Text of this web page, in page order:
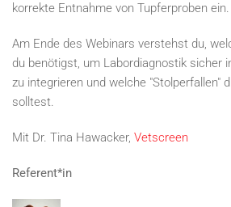
korrekte Entnahme von Tupferproben ein.
Am Ende des Webinars verstehst du,
du benötigst, um Labordiagnostik sicher
zu integrieren und welche "Stolperfallen"
solltest.
Mit Dr. Tina Hawacker, Vetscreen
Referent*in